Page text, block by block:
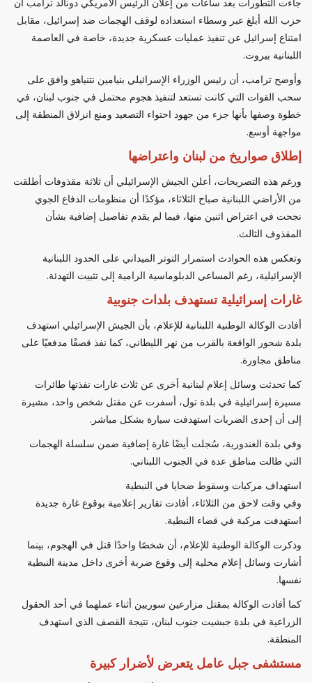
حزب الله أبلغ عبر وسطاء استعداده لوقف الهجمات ضد إسرائيل، مقابل
امتناع إسرائيل عن تنفيذ عمليات عسكرية جديدة، خاصة في العاصمة
اللبنانية بيروت.
وأوضح ترامب، أن رئيس الوزراء الإسرائيلي بنيامين نتنياهو وافق على
سحب القوات التي كانت تستعد لتنفيذ هجوم محتمل في جنوب لبنان، في
خطوة وصفها بأنها جزء من جهود احتواء التصعيد ومنع انزلاق المنطقة إلى
مواجهة أوسع.
إطلاق صواريخ من لبنان واعتراضها
ورغم هذه التصريحات، أعلن الجيش الإسرائيلي أن ثلاثة مقذوفات أطلقت
من الأراضي اللبنانية صباح الثلاثاء، مؤكدًا أن منظومات الدفاع الجوي
نجحت في اعتراض اثنين منها، فيما لم يقدم تفاصيل إضافية بشأن
المقذوف الثالث.
وتعكس هذه الحوادث استمرار التوتر الميداني على الحدود اللبنانية
الإسرائيلية، رغم المساعي الدبلوماسية الرامية إلى تثبيت التهدئة.
غارات إسرائيلية تستهدف بلدات جنوبية
أفادت الوكالة الوطنية اللبنانية للإعلام، بأن الجيش الإسرائيلي استهدف
بلدة شحور الواقعة بالقرب من نهر الليطاني، كما نفذ قصفًا مدفعيًا على
مناطق مجاورة.
كما تحدثت وسائل إعلام لبنانية أخرى عن ثلاث غارات نفذتها طائرات
مسيرة إسرائيلية في بلدة تول، أسفرت عن مقتل شخص واحد، مشيرة
إلى أن إحدى الضربات استهدفت سيارة بشكل مباشر.
وفي بلدة الغندورية، سُجلت أيضًا غارة إضافية ضمن سلسلة الهجمات
التي طالت مناطق عدة في الجنوب اللبناني.
استهداف مركبات وسقوط ضحايا في النبطية
وفي وقت لاحق من الثلاثاء، أفادت تقارير إعلامية بوقوع غارة جديدة
استهدفت مركبة في قضاء النبطية.
وذكرت الوكالة الوطنية للإعلام، أن شخصًا واحدًا قتل في الهجوم، بينما
أشارت وسائل إعلام محلية إلى وقوع ضربة أخرى داخل مدينة النبطية
نفسها.
كما أفادت الوكالة بمقتل مزارعين سوريين أثناء عملهما في أحد الحقول
الزراعية في بلدة جبشيت جنوب لبنان، نتيجة القصف الذي استهدف
المنطقة.
مستشفى جبل عامل يتعرض لأضرار كبيرة